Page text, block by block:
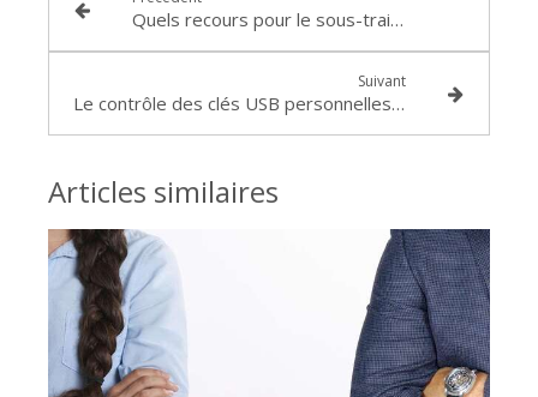
Quels recours pour le sous-traitant en cas d’impayés de la part de l’entrepreneur principal ?
Suivant
Le contrôle des clés USB personnelles par l'employeur constitue-t-il un moyen de preuve recevable ? : Cass.soc. 25 septembre 2024, n°23-13.992
Articles similaires